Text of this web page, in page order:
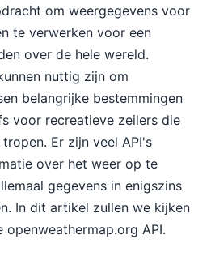
om weergegevens voor
te verwerken voor een
over de hele wereld.
nuttig zijn om
belangrijke bestemmingen
voor recreatieve zeilers die
Er zijn veel API's
over het weer op te
gegevens in enigszins
In dit artikel zullen we kijken
openweathermap.org API.